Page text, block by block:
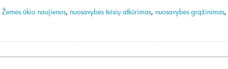
Žemės ūkio naujienos, nuosavybės teisių atkūrimas, nuosavybės grąžinimas,